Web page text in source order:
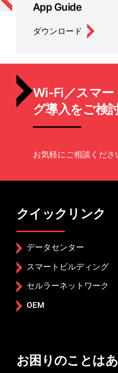
App Guide
ダウンロード
Wi-Fi／スマー
グ導入をご検
お気軽にご相談くださ
クイックリンク
データセンター
スマートビルディング
セルラーネットワーク
OEM
お困りのことは